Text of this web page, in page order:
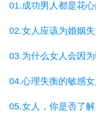
01.成功男人都是花心
02.女人应该为婚姻失
03.为什么女人会因
04.心理失衡的敏感
05.女人，你是否了